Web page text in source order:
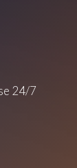
24/7